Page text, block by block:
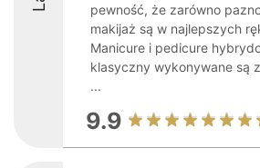
pewność, że zarówno
makijaż są w najlepszych
Manicure i pedicure
klasyczny wykonywane są
...
9.9